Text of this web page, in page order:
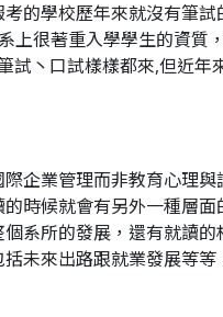
的學校歷年來就沒有筆
上很著重入學學生的資
試丶口試樣樣都來,但近
企業管理而非教育心理
時候就會有另外一種層
系所的發展，還有就讀
未來出路跟就業發展等